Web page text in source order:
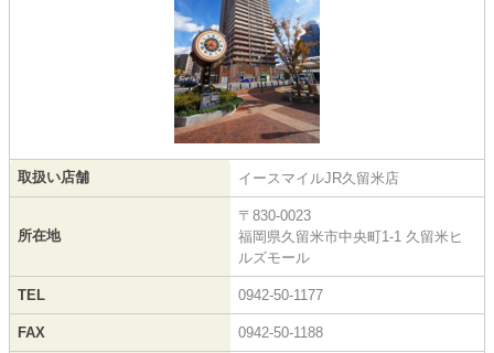
取扱い店舗 イースマイルJR久留米店
所在地
〒830-0023
福岡県久留米市中央町1-1 久留米ヒ
ルズモール
TEL 0942-50-1177
FAX 0942-50-1188